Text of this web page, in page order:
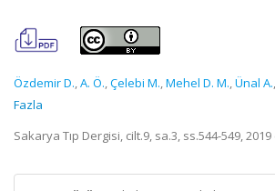
Özdemir D.,A. Ö.,Çelebi M.,Mehel D. M.,Ünal A.,
Fazla
Sakarya Tıp Dergisi, cilt.9, sa.3, ss.544-549, 2019